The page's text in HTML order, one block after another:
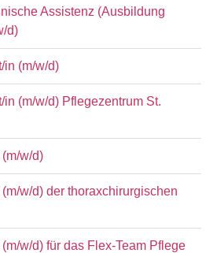
Assistenz (Ausbildung
d)
in (m/w/d)
in (m/w/d) Pflegezentrum St.
w/d)
w/d) der thoraxchirurgischen
w/d) für das Flex-Team Pflege